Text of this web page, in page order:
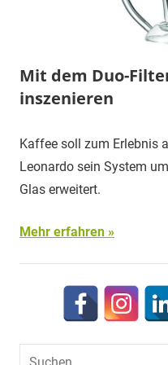
Mit dem Duo-
inszenieren
Kaffee soll zum Erlebnis
Leonardo sein System
Glas erweitert.
Mehr erfahren
Suchen